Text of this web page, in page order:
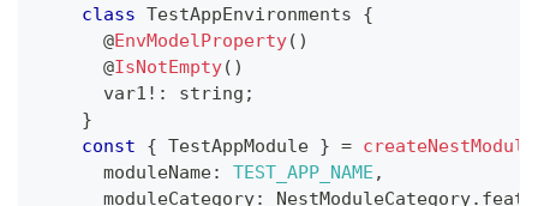
class TestAppEnvironments
{
@EnvModelProperty( )
@IsNotEmpty( )
      var1
! : string ;
}
const
{ TestAppModule } = createNestModule
      moduleName
: TEST_APP_NAME ,
      moduleCategory
: NestModuleCategory.